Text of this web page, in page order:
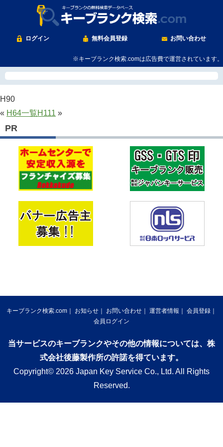
ログイン 無料会員登録 お問い合わせ
※キーブランク検索.comは広告費で運営されています。
H90
« H64一覧H111 »
PR
キーブランク検索.com お知らせ お問い合わせ 運営者情報
会員登録
会員ログイン
当サービスのキーブランクやその他の情報については、株
式会社後藤製作所の許諾を得ています。
Copyright© 2026 Japan Key Service Co., Ltd. All Rights
Reserved.